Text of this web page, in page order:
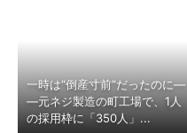
一時は“倒産寸前”だったのに―
―元ネジ製造の町工場で、1人
の採用枠に「350人」...